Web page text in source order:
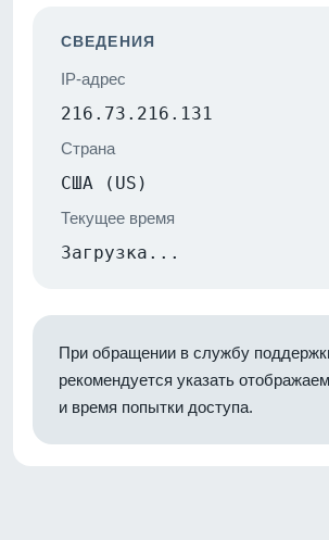
СВЕДЕНИЯ
IP-адрес
216.73.216.131
Страна
США (US)
Текущее время
Загрузка...
При обращении в службу
рекомендуется указать
и время попытки доступа.